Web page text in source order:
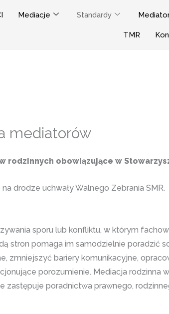
Mediacje Standardy
TMR
mediatorów
rodzinnych obowiązujące w
drodze uchwały Walnego Zebrania SMR.
sporu lub konfliktu, w którym
stron pomaga im samodzielnie poradzić
zmniejszyć bariery komunikacyjne,
porozumienie. Mediacja rodzinna
zastępuje poradnictwa prawnego,